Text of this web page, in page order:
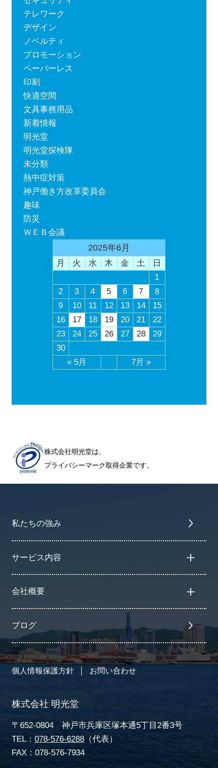
テレワーク
デザイン
ノベルティ
プロモーション
ペーパーレス
印刷
快適空間
文具事務用品
新着情報
明光堂
明光堂探検隊
未分類
熱中症対策
神戸働き方改革委員会
趣味
防災
ＷＥＢ会議
2025年6月
月 火 水 木 金 土 日
« 5月 7月 »
1
2
3 4 5 6 7
8
9
10 11 12 13 14
15
16
17 18 19 20 21
22
23
24 25 26 27 28
29
30
株式会社明光堂は、
プライバシーマーク取得企業です。
私たちの強み
サービス内容
会社概要
ブログ
個人情報保護方針 お問い合わせ
株式会社 明光堂
〒652-0804 神戸市兵庫区塚本通5丁目2番3号
TEL： 078-576-6288（代表）
FAX：078-576-7934